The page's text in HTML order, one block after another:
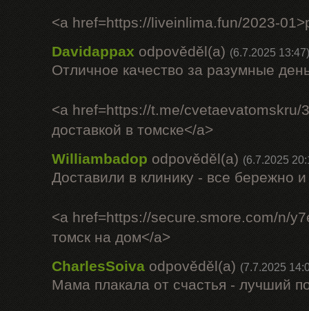
<a href=https://liveinlima.fun/2023-
Davidappax odpověděl(a) (6.7.2025 13:47)
Отличное качество за разумные
<a href=https://t.me/cvetaevatomskru/
доставкой в томске</a>
Williambadop odpověděl(a) (6.7.2025
Доставили в клинику - все бережно и
<a href=https://secure.smore.com/n/
томск на дом</a>
CharlesSoiva odpověděl(a) (7.7.2025
Мама плакала от счастья - лучший